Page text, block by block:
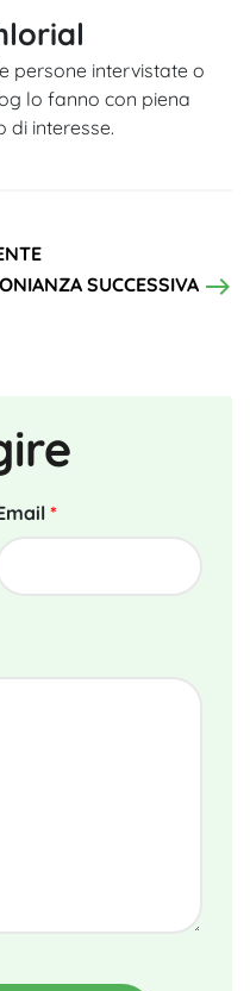
persone intervistate o
lo fanno con piena
di interesse.
SUCCESSIVA east
*